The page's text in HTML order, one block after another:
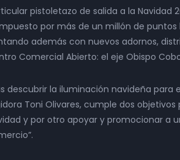
pistoletazo de salida a la Navidad
por más de un millón de
además con nuevos adornos,
Comercial Abierto: el eje Obispo
descubrir la iluminación navideña
Toni Olivares, cumple dos
y por otro apoyar y promocionar a